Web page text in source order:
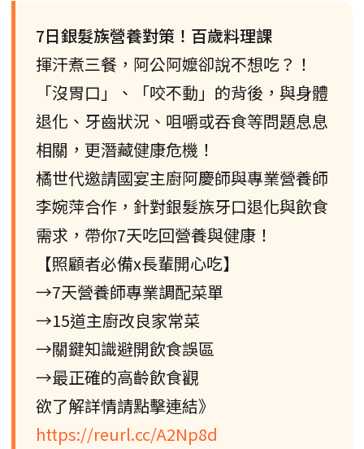
7日銀髮族營養對策！百歲料理課
揮汗煮三餐，阿公阿嬤卻說不想吃？！
「沒胃口」、「咬不動」的背後，與身體
退化、牙齒狀況、咀嚼或吞食等問題息息
相關，更潛藏健康危機！
橘世代邀請國宴主廚阿慶師與專業營養師
李婉萍合作，針對銀髮族牙口退化與飲食
需求，帶你7天吃回營養與健康！
【照顧者必備x長輩開心吃】
→7天營養師專業調配菜單
→15道主廚改良家常菜
→關鍵知識避開飲食誤區
→最正確的高齡飲食觀
欲了解詳情請點擊連結》
https://reurl.cc/A2Np8d